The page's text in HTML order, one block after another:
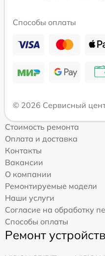
Способы оплаты
© 2026 Сервисный
Стоимость ремонта
Оплата и доставка
Контакты
Вакансии
О компании
Ремонтируемые модели
Наши услуги
Согласие на обработку
Способы оплаты
Ремонт устройств